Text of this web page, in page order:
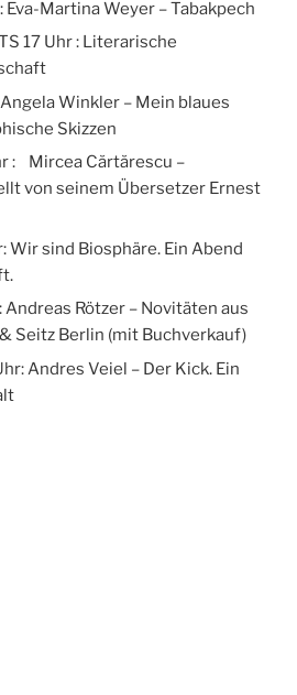
Eva-Martina Weyer – Tabakpech
17 Uhr : Literarische
Winkler – Mein blaues
Skizzen
: Mircea Cărtărescu –
von seinem Übersetzer Ernest
Wir sind Biosphäre. Ein Abend
Andreas Rötzer – Novitäten aus
Seitz Berlin (mit Buchverkauf)
Andres Veiel – Der Kick. Ein